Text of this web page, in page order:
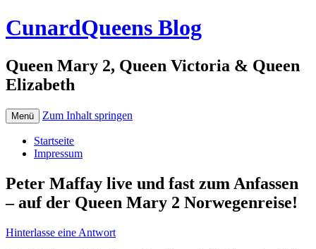
CunardQueens Blog
Queen Mary 2, Queen Victoria & Queen
Elizabeth
Menü Zum Inhalt springen
Startseite
Impressum
Peter Maffay live und fast zum Anfassen
– auf der Queen Mary 2 Norwegenreise!
Hinterlasse eine Antwort